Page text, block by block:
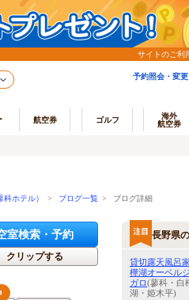
サイトのご利
予約照会・変
航空券 ゴルフ
海外
航空券
ホテル） > ブログ一覧 > ブログ詳細
室検索・予約
クリップする
長野県
貸切露天風呂
樺湖オーベル
ガロ(蓼科・白
湖・姫木平)